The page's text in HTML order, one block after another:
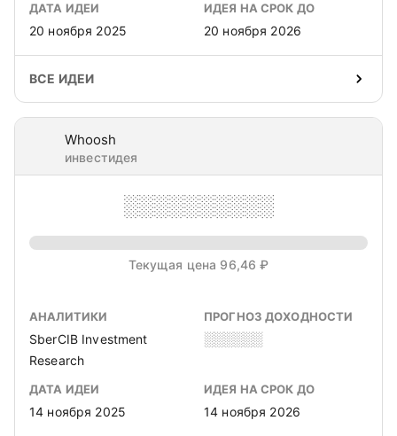
ДАТА ИДЕИ
20 ноября 2025
ИДЕЯ НА СРОК ДО
20 ноября 2026
ВСЕ ИДЕИ
Whoosh
инвестидея
░░░░░░░░░░
Текущая цена 96,46 ₽
АНАЛИТИКИ
SberCIB Investment
Research
ПРОГНОЗ ДОХОДНОСТИ
░░░░░░
ДАТА ИДЕИ
14 ноября 2025
ИДЕЯ НА СРОК ДО
14 ноября 2026